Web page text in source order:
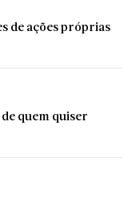
de ações próprias
quem quiser